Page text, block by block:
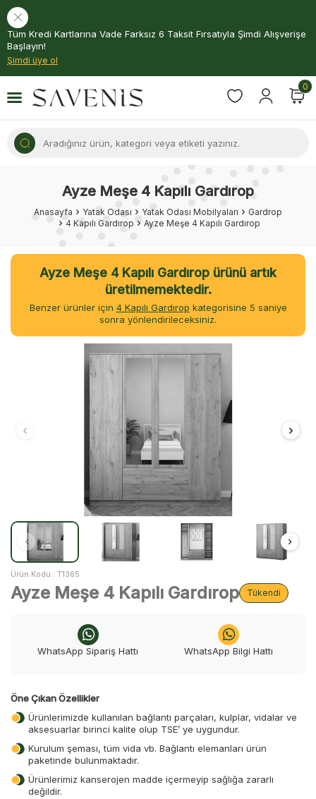
Tüm Kredi Kartlarına Vade Farksız 6 Taksit Fırsatıyla Şimdi Alışverişe
Başlayın!
Şimdi üye ol
0
Ayze Meşe 4 Kapılı Gardırop
Anasayfa Yatak Odası Yatak Odası Mobilyaları
Gardrop
4 Kapılı Gardırop
Ayze Meşe 4 Kapılı Gardırop
Ayze Meşe 4 Kapılı Gardırop ürünü artık
üretilmemektedir.
Benzer ürünler için 4 Kapılı Gardırop kategorisine 5 saniye
sonra yönlendirileceksiniz.
Ürün Kodu : T1365
Ayze Meşe 4 Kapılı Gardırop Tükendi
WhatsApp Sipariş Hattı WhatsApp Bilgi Hattı
Öne Çıkan Özellikler
Ürünlerimizde kullanılan bağlantı parçaları, kulplar, vidalar ve
aksesuarlar birinci kalite olup TSE’ ye uygundur.
Kurulum şeması, tüm vida vb. Bağlantı elemanları ürün
paketinde bulunmaktadır.
Ürünlerimiz kanserojen madde içermeyip sağlığa zararlı
değildir.